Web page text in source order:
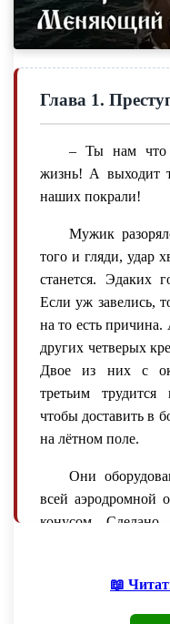
Глава 1.
– Ты нам что
жизнь! А выходит
наших покрали!
Мужик
того и гляди, удар
станется. Эдаких
Если уж завелись,
на то есть
других четверых
Двое из них с
третьим трудится
чтобы доставить в
на лётном поле.
Они
всей аэродромной
конусом.
него шансов
происшествии,
📖